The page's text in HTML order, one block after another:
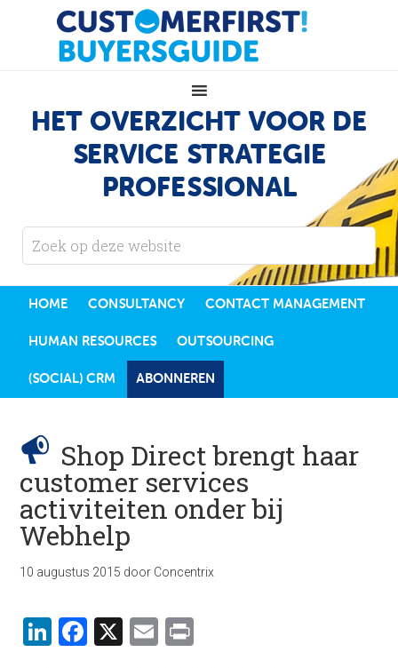
HET OVERZICHT VOOR DE
SERVICE STRATEGIE
PROFESSIONAL
HOME CONSULTANCY CONTACT MANAGEMENT
HUMAN RESOURCES OUTSOURCING
(SOCIAL) CRM ABONNEREN
Shop Direct brengt haar
customer services
activiteiten onder bij
Webhelp
10 augustus 2015 door Concentrix
LinkedIn
Facebook
X Email